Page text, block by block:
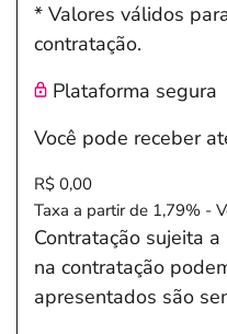
* Valores válidos
contratação.
Plataforma segura
Você pode receber
R$ 0,00
Taxa a partir de 1,79% -
Contratação sujeita
na contratação
apresentados são